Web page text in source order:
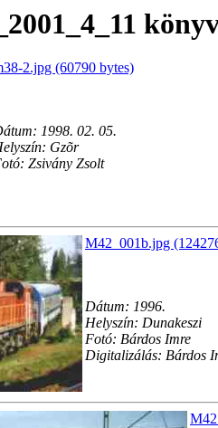
2.jpg (60790 bytes)
1998. 02. 05.
Gzõr
Zsivány Zsolt
M42_001b.jpg
Dátum: 1996.
Helyszín: Dunakeszi
Fotó: Bárdos Imre
Digitalizálás: Bárdos